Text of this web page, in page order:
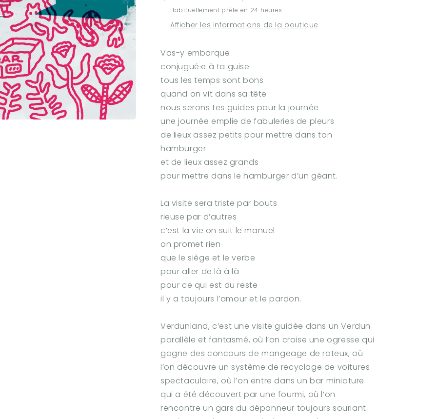
et
Baron
Marc-
et
Baron
Marc-
Habituellement prête en 24 heures
Afficher les informations de la boutique
Vas-y embarque
conjugué·e à ta guise
tous les temps sont bons
quand on vit dans sa tête
nous serons tes guides pour la journée
une journée emplie de fabuleries de pleurs
de lieux assez petits pour mettre dans ton
hamburger
et de lieux assez grands
pour mettre dans le hamburger d’un géant.
La visite sera triste par bouts
rieuse par d’autres
c’est la vie on suit le manuel
on promet rien
que le siège et le verbe
pour aller de là à là
pour ce qui est du reste
il y a toujours l’amour et le pardon.
Verdunland, c’est une visite guidée dans un Verdun
parallèle et fantasmé, où l’on croise une ogresse qui
gagne des concours de mangeage de roteux, où
l’on découvre un système de recyclage de voitures
spectaculaire, où l’on entre dans un bar miniature
qui a été découvert par une fourmi, où l’on
rencontre un gars du dépanneur toujours souriant.